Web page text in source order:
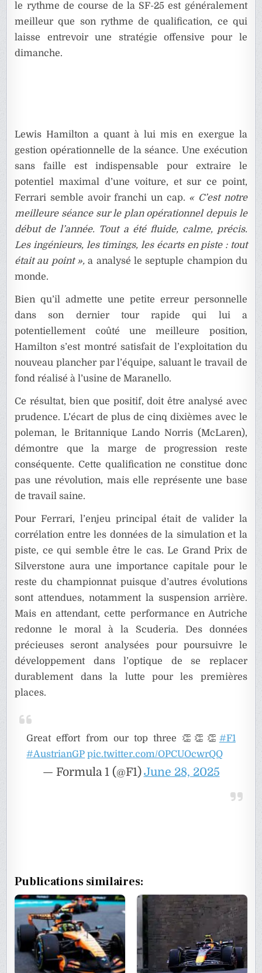
le rythme de course de la SF-25 est généralement
meilleur que son rythme de qualification, ce qui
laisse entrevoir une stratégie offensive pour le
dimanche.
Lewis Hamilton a quant à lui mis en exergue la
gestion opérationnelle de la séance. Une exécution
sans faille est indispensable pour extraire le
potentiel maximal d’une voiture, et sur ce point,
Ferrari semble avoir franchi un cap. « C’est notre
meilleure séance sur le plan opérationnel depuis le
début de l’année. Tout a été fluide, calme, précis.
Les ingénieurs, les timings, les écarts en piste : tout
était au point », a analysé le septuple champion du
monde.
Bien qu’il admette une petite erreur personnelle
dans son dernier tour rapide qui lui a
potentiellement coûté une meilleure position,
Hamilton s’est montré satisfait de l’exploitation du
nouveau plancher par l’équipe, saluant le travail de
fond réalisé à l’usine de Maranello.
Ce résultat, bien que positif, doit être analysé avec
prudence. L’écart de plus de cinq dixièmes avec le
poleman, le Britannique Lando Norris (McLaren),
démontre que la marge de progression reste
conséquente. Cette qualification ne constitue donc
pas une révolution, mais elle représente une base
de travail saine.
Pour Ferrari, l’enjeu principal était de valider la
corrélation entre les données de la simulation et la
piste, ce qui semble être le cas. Le Grand Prix de
Silverstone aura une importance capitale pour le
reste du championnat puisque d’autres évolutions
sont attendues, notamment la suspension arrière.
Mais en attendant, cette performance en Autriche
redonne le moral à la Scuderia. Des données
précieuses seront analysées pour poursuivre le
développement dans l’optique de se replacer
durablement dans la lutte pour les premières
places.
Great effort from our top three 👏👏👏 #F1
#AustrianGP pic.twitter.com/OPCUOcwrQQ
— Formula 1 (@F1)June 28, 2025
Publications similaires: